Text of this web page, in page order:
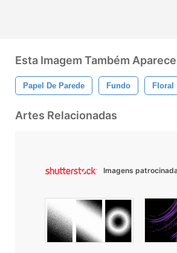
Esta Imagem Também
Papel De Parede Fundo Floral
Artes Relacionadas
Imagens